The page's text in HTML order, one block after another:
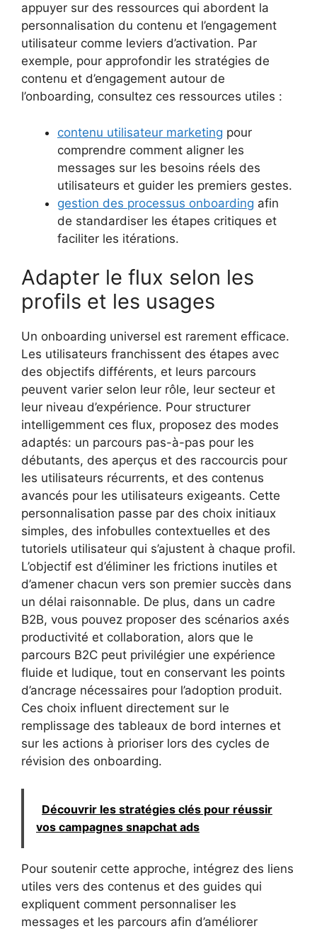
appuyer sur des ressources qui abordent la
personnalisation du contenu et l’engagement
utilisateur comme leviers d’activation. Par
exemple, pour approfondir les stratégies de
contenu et d’engagement autour de
l’onboarding, consultez ces ressources utiles :
contenu utilisateur marketing pour
comprendre comment aligner les
messages sur les besoins réels des
utilisateurs et guider les premiers gestes.
gestion des processus onboarding afin
de standardiser les étapes critiques et
faciliter les itérations.
Adapter le flux selon les
profils et les usages
Un onboarding universel est rarement efficace.
Les utilisateurs franchissent des étapes avec
des objectifs différents, et leurs parcours
peuvent varier selon leur rôle, leur secteur et
leur niveau d’expérience. Pour structurer
intelligemment ces flux, proposez des modes
adaptés: un parcours pas-à-pas pour les
débutants, des aperçus et des raccourcis pour
les utilisateurs récurrents, et des contenus
avancés pour les utilisateurs exigeants. Cette
personnalisation passe par des choix initiaux
simples, des infobulles contextuelles et des
tutoriels utilisateur qui s’ajustent à chaque profil.
L’objectif est d’éliminer les frictions inutiles et
d’amener chacun vers son premier succès dans
un délai raisonnable. De plus, dans un cadre
B2B, vous pouvez proposer des scénarios axés
productivité et collaboration, alors que le
parcours B2C peut privilégier une expérience
fluide et ludique, tout en conservant les points
d’ancrage nécessaires pour l’adoption produit.
Ces choix influent directement sur le
remplissage des tableaux de bord internes et
sur les actions à prioriser lors des cycles de
révision des onboarding.
Découvrir les stratégies clés pour réussir
vos campagnes snapchat ads
Pour soutenir cette approche, intégrez des liens
utiles vers des contenus et des guides qui
expliquent comment personnaliser les
messages et les parcours afin d’améliorer